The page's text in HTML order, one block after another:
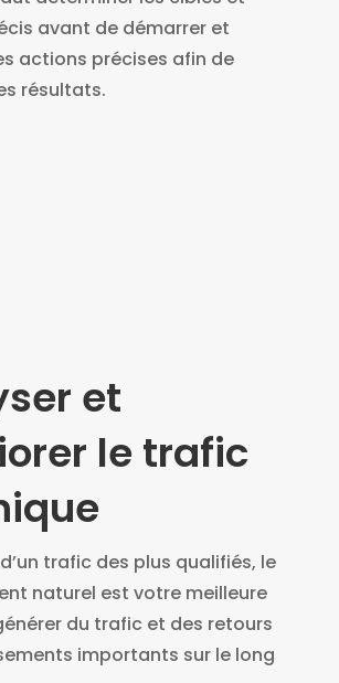
avant de démarrer et
actions précises afin de
résultats.
et
le trafic
trafic des plus qualifiés, le
naturel est votre meilleure
du trafic et des retours
importants sur le long